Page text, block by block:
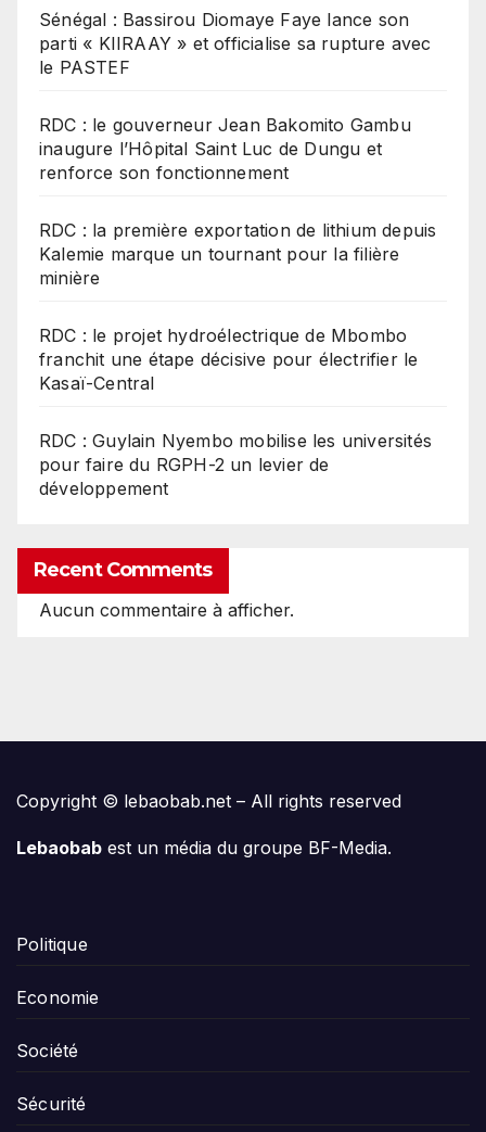
Sénégal : Bassirou Diomaye Faye lance son
parti « KIIRAAY » et officialise sa rupture avec
le PASTEF
RDC : le gouverneur Jean Bakomito Gambu
inaugure l’Hôpital Saint Luc de Dungu et
renforce son fonctionnement
RDC : la première exportation de lithium depuis
Kalemie marque un tournant pour la filière
minière
RDC : le projet hydroélectrique de Mbombo
franchit une étape décisive pour électrifier le
Kasaï-Central
RDC : Guylain Nyembo mobilise les universités
pour faire du RGPH-2 un levier de
développement
Recent Comments
Aucun commentaire à afficher.
Copyright © lebaobab.net – All rights reserved
Lebaobab est un média du groupe BF-Media.
Politique
Economie
Société
Sécurité